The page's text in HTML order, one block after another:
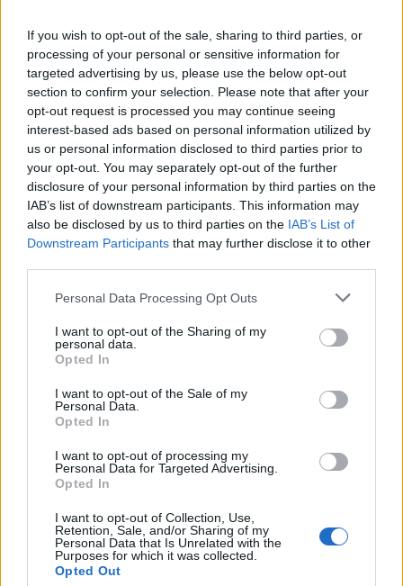
If you wish to opt-out of the sale, sharing to third parties, or
processing of your personal or sensitive information for
targeted advertising by us, please use the below opt-out
section to confirm your selection. Please note that after your
opt-out request is processed you may continue seeing
interest-based ads based on personal information utilized by
us or personal information disclosed to third parties prior to
your opt-out. You may separately opt-out of the further
disclosure of your personal information by third parties on the
IAB’s list of downstream participants. This information may
also be disclosed by us to third parties on the IAB’s List of
Downstream Participants that may further disclose it to other
Personal Data Processing Opt Outs
I want to opt-out of the Sharing of my
personal data.
Opted In
I want to opt-out of the Sale of my
Personal Data.
Opted In
I want to opt-out of processing my
Personal Data for Targeted Advertising.
Opted In
I want to opt-out of Collection, Use,
Retention, Sale, and/or Sharing of my
Personal Data that Is Unrelated with the
Purposes for which it was collected.
Opted Out
Το FIAT 500 Hybrid τώρα από
18.990 ευρώ
Ατρόμητος και Novibet
συνεχίζουν μαζί: Ανανέωση της
συνεργασίας τους μέχρι το
2028
18η συνεχόμενη χρονιά για τον ΟΤΕ στη διεθνή σειρά δεικτών
FTSE4Good
Alpha Bank: Για πρώτη φορά το Αρχαίο Θέατρο Επιδαύρου άνοιξε τις
πύλες του σε όλους
ΠΕΡΙΣΣΌΤΕΡΑ ΣΕ ΑΥΤΉ ΤΗΝ ΚΑΤΗΓΟΡΊΑ
Στη Θεσσαλονίκη
γερμανική αποστολή για
την 88η ΔΕΘ
22/07/2024 - 15:23
Χρηματιστήριο - Κλείσιμο:
Άνοδος 1,23%, στα 96,39